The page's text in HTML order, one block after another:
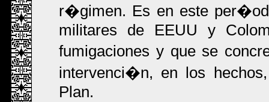
r�gimen. Es en este
militares de EEUU y
fumigaciones y que se
intervenci�n, en los
Plan.